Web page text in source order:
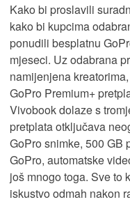
Kako bi proslavili
kako bi kupcima
ponudili besplatnu
mjeseci. Uz odabrana
namijenjena
GoPro Premium+
Vivobook dolaze s
pretplata otključava
GoPro snimke, 500 GB
GoPro, automatske
još mnogo toga. Sve to
iskustvo odmah nakon